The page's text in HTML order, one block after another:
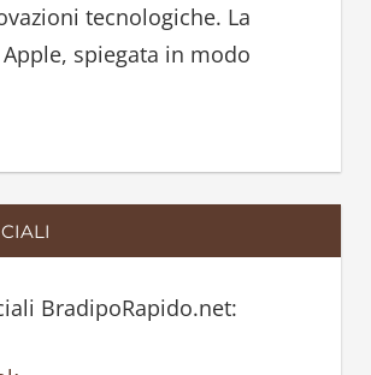
tecnologiche. La
spiegata in modo
BradipoRapido.net: